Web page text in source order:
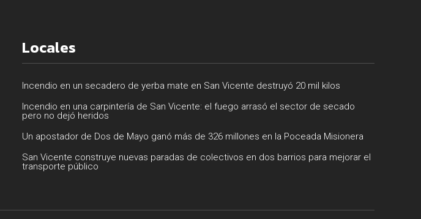
Locales
Incendio en un secadero de yerba mate en San Vicente destruyó 20 mil kilos
Incendio en una carpintería de San Vicente: el fuego arrasó el sector de secado
pero no dejó heridos
Un apostador de Dos de Mayo ganó más de 326 millones en la Poceada Misionera
San Vicente construye nuevas paradas de colectivos en dos barrios para mejorar el
transporte público